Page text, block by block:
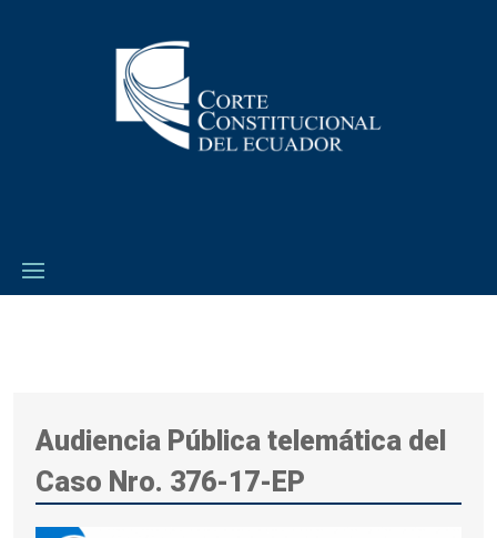
Audiencia Pública telemática del
Caso Nro. 376-17-EP